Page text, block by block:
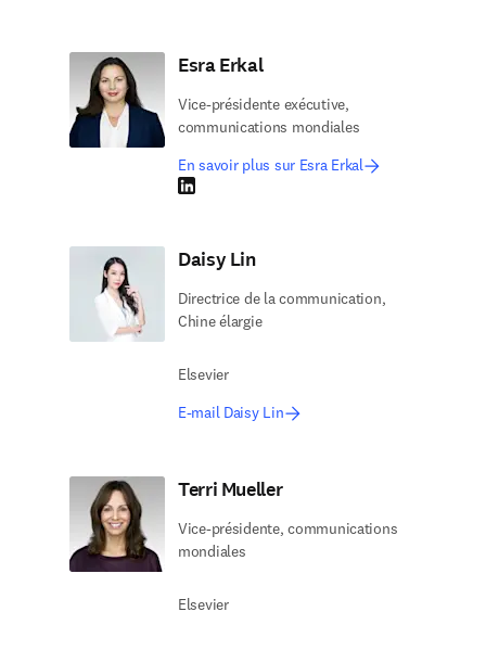
Esra Erkal
Vice-présidente exécutive,
communications mondiales
En savoir plus sur Esra Erkal
LinkedIn S’ouvre dans une nouvelle fenêtre
Daisy Lin
Directrice de la communication,
Chine élargie
Elsevier
E-mail Daisy Lin
Terri Mueller
Vice-présidente, communications
mondiales
Elsevier